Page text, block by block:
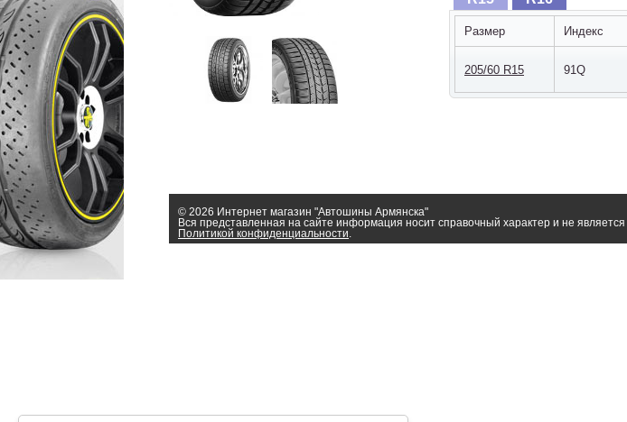
Размер Индекс
205/60 R15 91Q
© 2026 Интернет магазин "Автошины Армянска"
Вся представленная на сайте информация носит справочный характер и не является
Политикой конфиденциальности.